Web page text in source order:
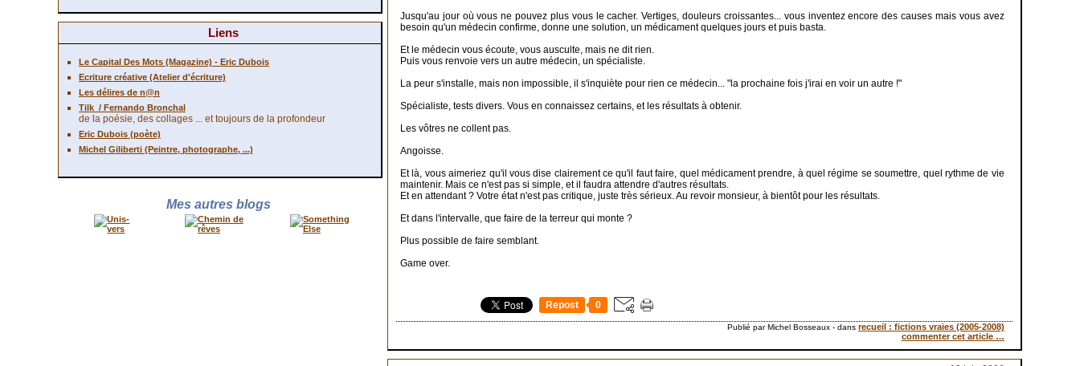
Liens
Le Capital Des Mots (Magazine) - Eric Dubois
Ecriture créative (Atelier d'écriture)
Les délires de n@n
Tilk / Fernando Bronchal
de la poésie, des collages ... et toujours de la profondeur
Eric Dubois (poète)
Michel Giliberti (Peintre, photographe, ...)
Mes autres blogs
Jusqu'au jour où vous ne pouvez plus vous le cacher. Vertiges, douleurs croissantes... vous inventez encore des causes mais vous avez
besoin qu'un médecin confirme, donne une solution, un médicament quelques jours et puis basta.
Et le médecin vous écoute, vous ausculte, mais ne dit rien.
Puis vous renvoie vers un autre médecin, un spécialiste.
La peur s'installe, mais non impossible, il s'inquiète pour rien ce médecin... "la prochaine fois j'irai en voir un autre !"
Spécialiste, tests divers. Vous en connaissez certains, et les résultats à obtenir.
Les vôtres ne collent pas.
Angoisse.
Et là, vous aimeriez qu'il vous dise clairement ce qu'il faut faire, quel médicament prendre, à quel régime se soumettre, quel rythme de vie
maintenir. Mais ce n'est pas si simple, et il faudra attendre d'autres résultats.
Et en attendant ? Votre état n'est pas critique, juste très sérieux. Au revoir monsieur, à bientôt pour les résultats.
Et dans l'intervalle, que faire de la terreur qui monte ?
Plus possible de faire semblant.
Game over.
Repost 0
Publié par Michel Bosseaux - dans recueil : fictions vraies (2005-2008)
commenter cet article …